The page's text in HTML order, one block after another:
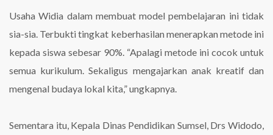
Usaha Widia dalam membuat model pembelajaran ini tidak
sia-sia. Terbukti tingkat keberhasilan menerapkan metode ini
kepada siswa sebesar 90%. “Apalagi metode ini cocok untuk
semua kurikulum. Sekaligus mengajarkan anak kreatif dan
mengenal budaya lokal kita,” ungkapnya.
Sementara itu, Kepala Dinas Pendidikan Sumsel, Drs Widodo,